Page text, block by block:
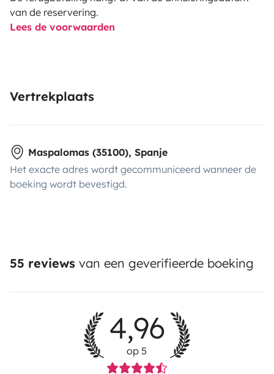
van de reservering.
Lees de voorwaarden
Vertrekplaats
Maspalomas (35100), Spanje
Het exacte adres wordt gecommuniceerd wanneer de
boeking wordt bevestigd.
55 reviews van een geverifieerde boeking
4,96
op 5